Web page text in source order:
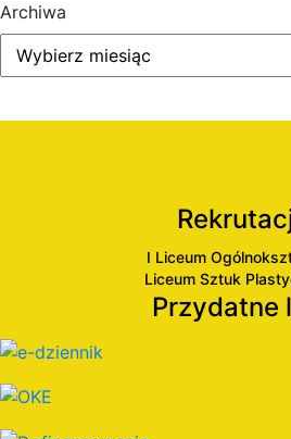
Archiwa
I Liceum
Liceum Sztuk
Przydatne